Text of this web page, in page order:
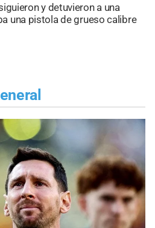
y detuvieron a una
una pistola de grueso calibre